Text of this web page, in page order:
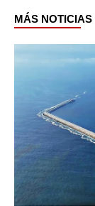
MÁS NOTICIAS